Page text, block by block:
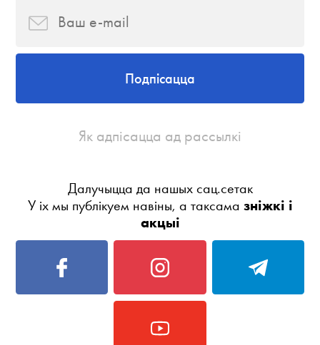
Подпісацца
Як адпісацца ад рассылкі
Далучыцца да нашых сац.сетак
У іх мы публікуем навіны, а таксама зніжкі і
акцыі